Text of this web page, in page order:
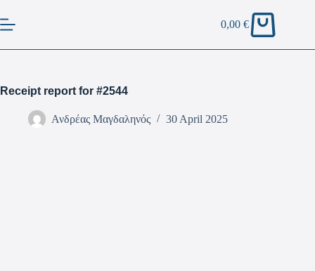
0,00€
Receipt report for #2544
Ανδρέας Μαγδαληνός 30 April 2025